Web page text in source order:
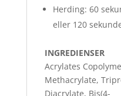
Herding: 60
eller 120
INGREDIENSER
Acrylates
Methacrylate,
Diacrylate, Bis(4-